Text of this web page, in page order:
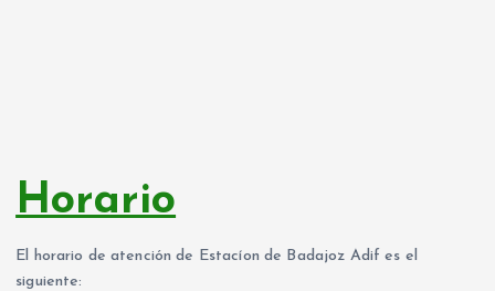
Horario
El horario de atención de Estacíon de Badajoz Adif es el
siguiente: